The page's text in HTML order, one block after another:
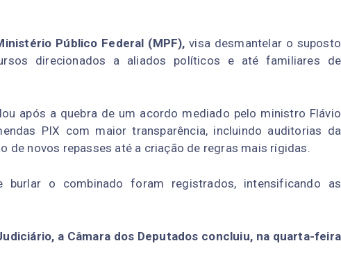
Público Federal (MPF), visa desmantelar o suposto
direcionados a aliados políticos e até familiares de
após a quebra de um acordo mediado pelo ministro Flávio
PIX com maior transparência, incluindo auditorias da
de novos repasses até a criação de regras mais rígidas.
burlar o combinado foram registrados, intensificando as
a Câmara dos Deputados concluiu, na quarta-feira